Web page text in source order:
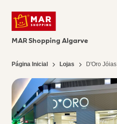
MAR Shopping Algarve
Página Inicial Lojas D'Oro Jóias